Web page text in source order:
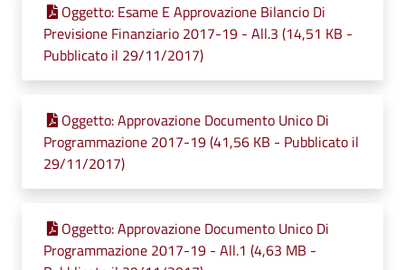
Oggetto: Esame E Approvazione Bilancio Di
Previsione Finanziario 2017-19 - All.3 (14,51 KB -
Pubblicato il 29/11/2017)
Oggetto: Approvazione Documento Unico Di
Programmazione 2017-19 (41,56 KB - Pubblicato il
29/11/2017)
Oggetto: Approvazione Documento Unico Di
Programmazione 2017-19 - All.1 (4,63 MB -